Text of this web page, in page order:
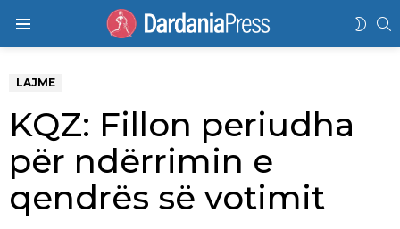
LAJME
KQZ: Fillon periudha
për ndërrimin e
qendrës së votimit